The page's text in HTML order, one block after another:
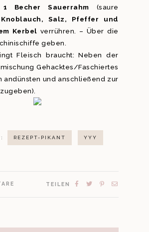
1 Becher Sauerrahm (saure
Knoblauch, Salz, Pfeffer und
Kerbel verrühren. – Über die
geben.
Fleisch braucht: Neben der
Gehacktes/Faschiertes
andünsten und anschließend zur
REZEPT-PIKANT YYY
TEILEN